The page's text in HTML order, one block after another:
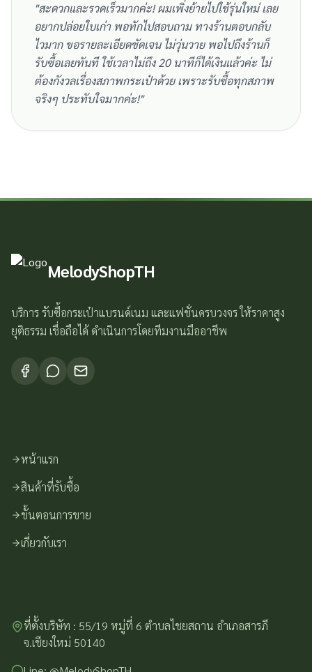
"สะดวกและรวดเร็วมากค่ะ! ผมเพิ่งย้ายไปใช้รุ่นใหม่ เลย
อยากปล่อยใบเก่า พอทักไปสอบถาม ทางร้านตอบกลับ
ไวมาก ขอรายละเอียดชัดเจน ไม่วุ่นวาย พอไปถึงร้านก็
รับซื้อเลยทันที ใช้เวลาไม่ถึง 20 นาทีก็ได้เงินแล้วค่ะ ไม่
ต้องกังวลเรื่องสภาพกระเป๋าด้วย เพราะรับซื้อทุกสภาพ
จริงๆ ประทับใจมากค่ะ!"
MelodyShopTH
บริการ รับซื้อกระเป๋าแบรนด์เนม และแฟชั่นครบวงจร ให้ราคาสูง
ยุติธรรม เชื่อถือได้ ดำเนินการโดยทีมงานมืออาชีพ
หน้าแรก
สินค้าที่รับซื้อ
ขั้นตอนการขาย
เกี่ยวกับเรา
ที่ตั้งบริษัท : 55/19 หมู่ที่ 6 ตำบลไชยสถาน อำเภอสารภี
จ.เชียงใหม่ 50140